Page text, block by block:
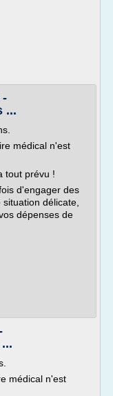
-
...
médical n'est
tout prévu !
d'engager des
délicate,
dépenses de
médical n'est